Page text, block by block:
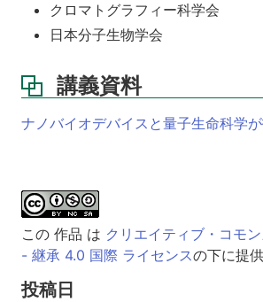
クロマトグラフィー科学会
日本分子生物学会
講義資料
ナノバイオデバイスと量子生命科学
この 作品 は クリエイティブ・コモ
- 継承 4.0 国際 ライセンスの下に提
投稿日